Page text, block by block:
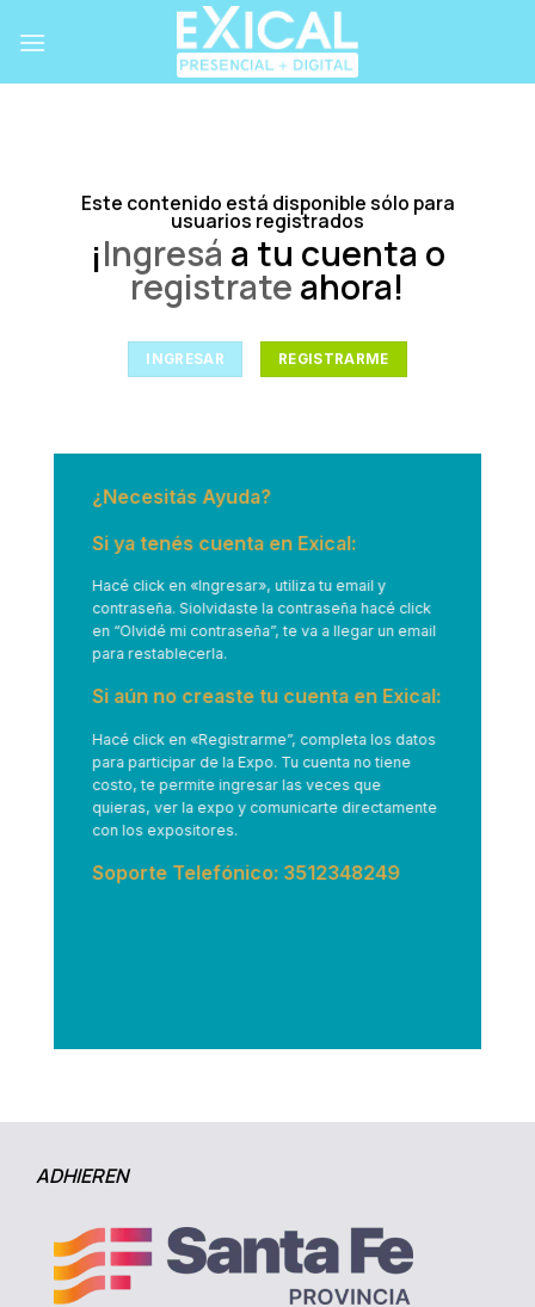
Este contenido está disponible sólo para
usuarios registrados
¡Ingresá a tu cuenta o
registrate ahora!
INGRESAR REGISTRARME
¿Necesitás Ayuda?
Si ya tenés cuenta en Exical:
Hacé click en «Ingresar», utiliza tu email y
contraseña. Siolvidaste la contraseña hacé click
en “Olvidé mi contraseña”, te va a llegar un email
para restablecerla.
Si aún no creaste tu cuenta en Exical:
Hacé click en «Registrarme”, completa los datos
para participar de la Expo. Tu cuenta no tiene
costo, te permite ingresar las veces que
quieras, ver la expo y comunicarte directamente
con los expositores.
Soporte Telefónico: 3512348249
ADHIEREN